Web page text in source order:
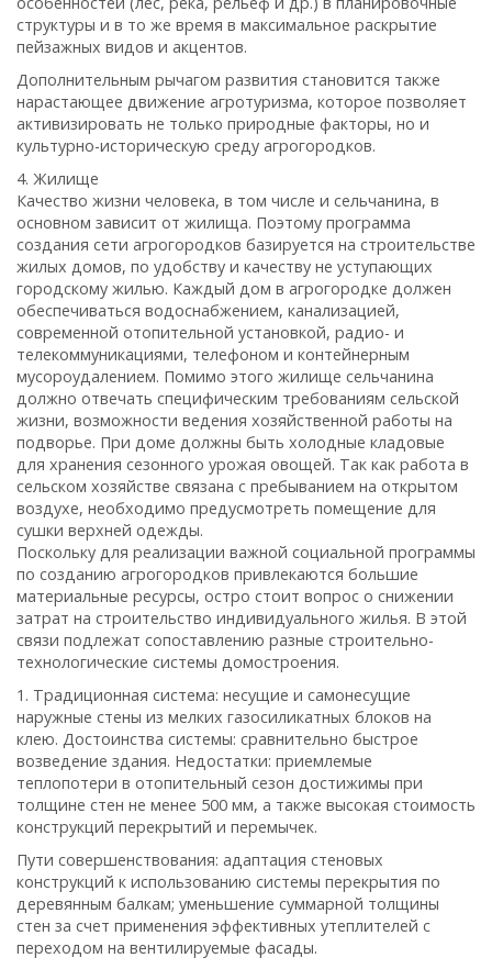
структуры и в то же время в максимальное раскрытие
пейзажных видов и акцентов.
Дополнительным рычагом развития становится также
нарастающее движение агротуризма, которое позволяет
активизировать не только природные факторы, но и
культурно-историческую среду агрогородков.
4. Жилище
Качество жизни человека, в том числе и сельчанина, в
основном зависит от жилища. Поэтому программа
создания сети агрогородков базируется на строительстве
жилых домов, по удобству и качеству не уступающих
городскому жилью. Каждый дом в агрогородке должен
обеспечиваться водоснабжением, канализацией,
современной отопительной установкой, радио- и
телекоммуникациями, телефоном и контейнерным
мусороудалением. Помимо этого жилище сельчанина
должно отвечать специфическим требованиям сельской
жизни, возможности ведения хозяйственной работы на
подворье. При доме должны быть холодные кладовые
для хранения сезонного урожая овощей. Так как работа в
сельском хозяйстве связана с пребыванием на открытом
воздухе, необходимо предусмотреть помещение для
сушки верхней одежды.
Поскольку для реализации важной социальной программы
по созданию агрогородков привлекаются большие
материальные ресурсы, остро стоит вопрос о снижении
затрат на строительство индивидуального жилья. В этой
связи подлежат сопоставлению разные строительно-
технологические системы домостроения.
1. Традиционная система: несущие и самонесущие
наружные стены из мелких газосиликатных блоков на
клею. Достоинства системы: сравнительно быстрое
возведение здания. Недостатки: приемлемые
теплопотери в отопительный сезон достижимы при
толщине стен не менее 500 мм, а также высокая стоимость
конструкций перекрытий и перемычек.
Пути совершенствования: адаптация стеновых
конструкций к использованию системы перекрытия по
деревянным балкам; уменьшение суммарной толщины
стен за счет применения эффективных утеплителей с
переходом на вентилируемые фасады.